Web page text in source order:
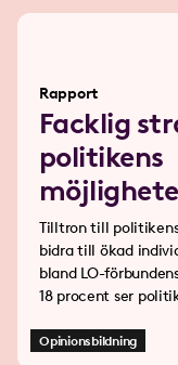
Rapport
Facklig
politikens
Tilltron till
bidra till ökad
bland LO-
18 procent ser
samhällsproblemen.
Opinionsbildning